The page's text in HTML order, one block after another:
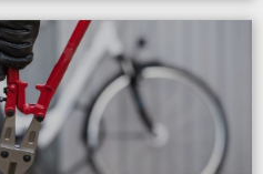
привлекли кинолога […]